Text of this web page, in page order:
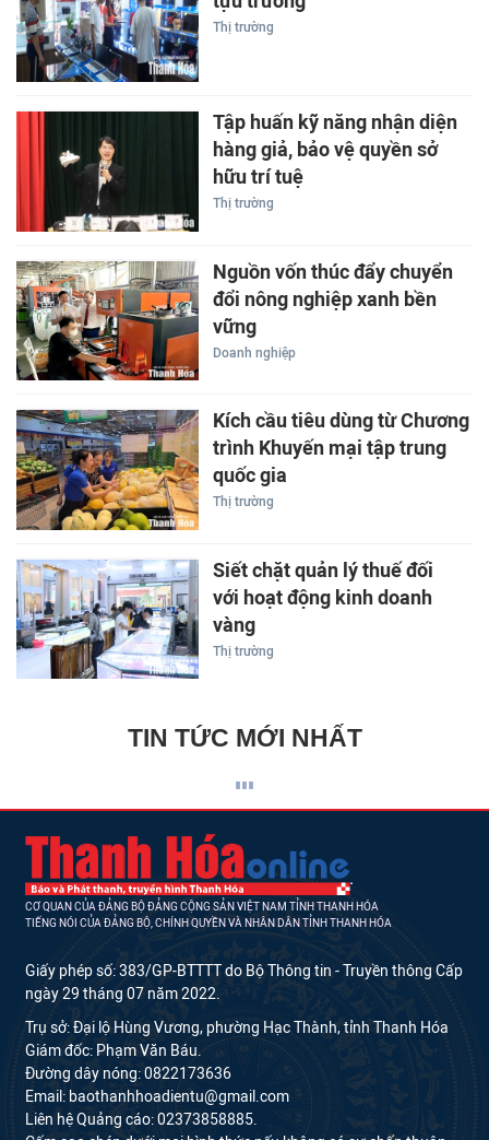
Thị trường
Tập huấn kỹ năng nhận diện
hàng giả, bảo vệ quyền sở
hữu trí tuệ
Thị trường
Nguồn vốn thúc đẩy chuyển
đổi nông nghiệp xanh bền
vững
Doanh nghiệp
Kích cầu tiêu dùng từ Chương
trình Khuyến mại tập trung
quốc gia
Thị trường
Siết chặt quản lý thuế đối
với hoạt động kinh doanh
vàng
Thị trường
TIN TỨC MỚI NHẤT
CƠ QUAN CỦA ĐẢNG BỘ ĐẢNG CỘNG SẢN VIỆT NAM TỈNH THANH HÓA
TIẾNG NÓI CỦA ĐẢNG BỘ, CHÍNH QUYỀN VÀ NHÂN DÂN TỈNH THANH HÓA
Giấy phép số: 383/GP-BTTTT do Bộ Thông tin - Truyền thông Cấp
ngày 29 tháng 07 năm 2022.
Trụ sở: Đại lộ Hùng Vương, phường Hạc Thành, tỉnh Thanh Hóa
Giám đốc: Phạm Văn Báu.
Đường dây nóng: 0822173636
Email: baothanhhoadientu@gmail.com
Liên hệ Quảng cáo: 02373858885.